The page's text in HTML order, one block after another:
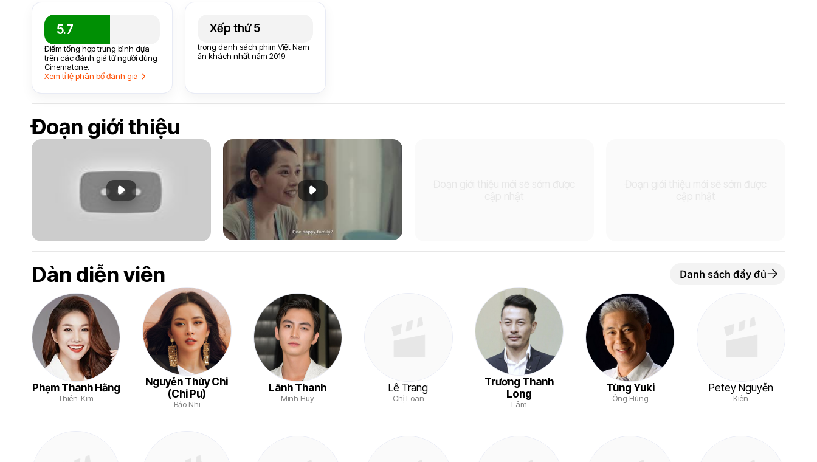
5.7
Điểm tổng hợp trung bình dựa
trên các đánh giá từ người dùng
Cinematone.
Xem tỉ lệ phân bổ đánh giá
Xếp thứ 5
trong danh sách phim Việt Nam
ăn khách nhất năm 2019
Đoạn giới thiệu
Phát đoạn giới thiệu
Dàn diễn viên Danh sách đầy đủ
Phạm Thanh Hằng
Thiên-Kim
Nguyễn Thùy Chi
(Chi Pu)
Bảo Nhi
Lãnh Thanh
Minh Huy
Lê Trang
Chị Loan
Trương Thanh
Long
Lâm
Tùng Yuki
Ông Hùng
Petey Nguyễn
Kiên